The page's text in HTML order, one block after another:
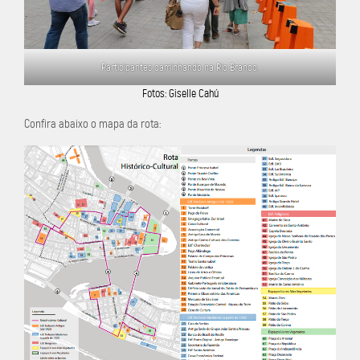
Participantes caminhando na Rio Branco.
Fotos: Giselle Cahú
Confira abaixo o mapa da rota: